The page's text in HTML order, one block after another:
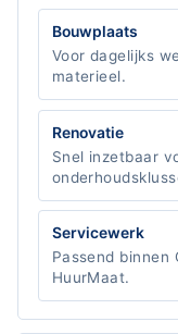
Bouwplaats
Voor dagelijks
materieel.
Renovatie
Snel inzetbaar
Servicewerk
Passend binnen
HuurMaat.